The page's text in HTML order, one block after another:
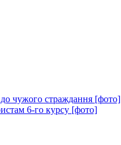
чужого страждання [фото]
6-го курсу [фото]